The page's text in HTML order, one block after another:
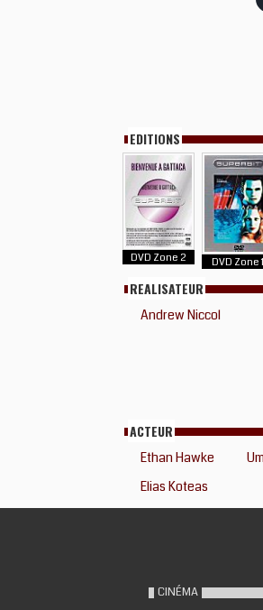
EDITIONS
DVD Zone 2 DVD Zone 1
REALISATEUR
Andrew Niccol
ACTEUR
Ethan Hawke
Elias Koteas
CINÉMA